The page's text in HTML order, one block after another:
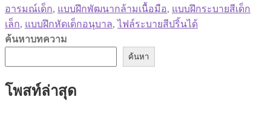
อารมณ์เด็ก, แบบฝึกพัฒนากล้ามเนื้อมือ, แบบฝึกระบายสีเด็ก
เล็ก, แบบฝึกหัดเด็กอนุบาล,ไฟล์ระบายสีปริ้นได้
ค้นหาบทความ
ค้นหา
โพสท์ล่าสุด